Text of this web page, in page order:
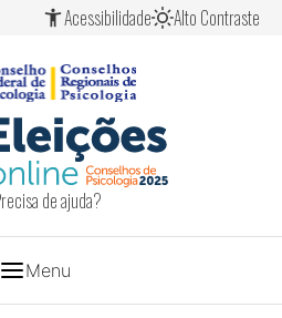
Acessibilidade Alto Contraste
de ajuda?
Menu